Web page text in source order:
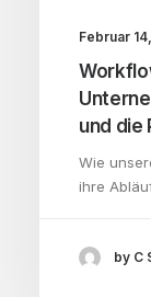
Februar
und
Wie
ihre
by C